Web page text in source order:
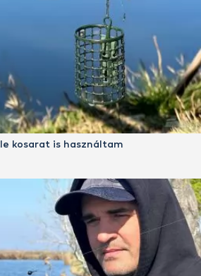
kosarat is használtam